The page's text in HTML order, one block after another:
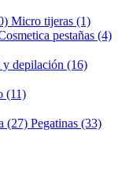
Micro tijeras (1)
pestañas (4)
depilación (16)
(11)
(27) Pegatinas (33)